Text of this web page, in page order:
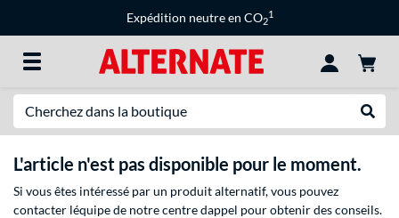
Expédition neutre en CO2
1
L'article n'est pas disponible pour le moment.
Si vous êtes intéressé par un produit alternatif, vous pouvez
contacter léquipe de notre centre dappel pour obtenir des conseils.